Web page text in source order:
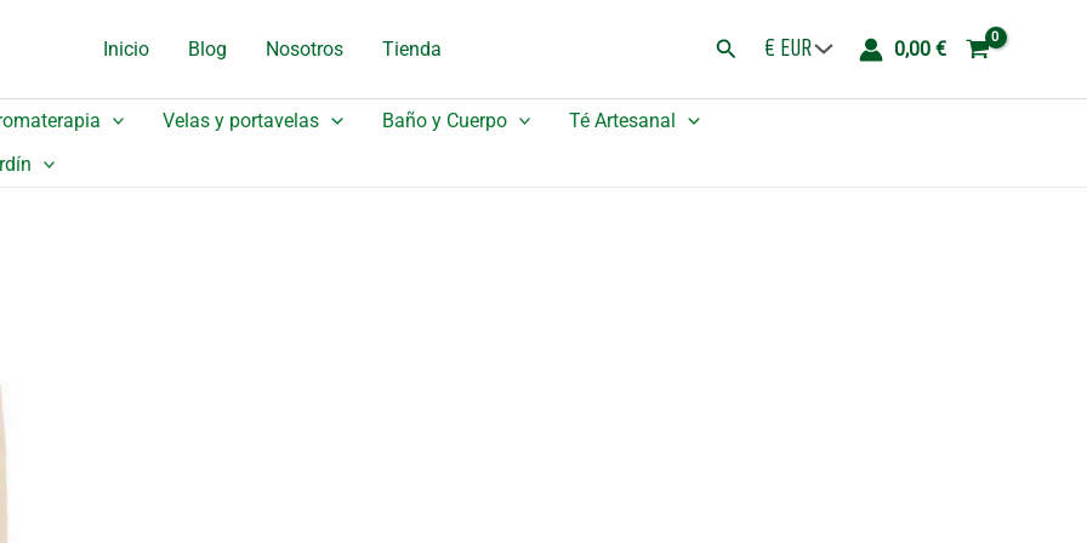
Inicio Blog Nosotros Tienda Buscar 0,00 €
Velas y portavelas Baño y Cuerpo
Té Artesanal
era:
3,15 €.
es:
2,68 €.
Mañana
Mañana